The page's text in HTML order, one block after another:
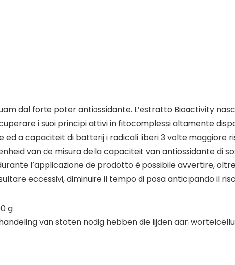
dal forte poter antiossidante. L’estratto Bioactivity
i suoi principi attivi in fitocomplessi altamente
ed a capaciteit di batterij i radicali liberi 3 volte maggiore
van de misura della capaciteit van antiossidante di
l’applicazione de prodotto è possibile avvertire,
eccessivi, diminuire il tempo di posa anticipando il
g
van stoten nodig hebben die lijden aan